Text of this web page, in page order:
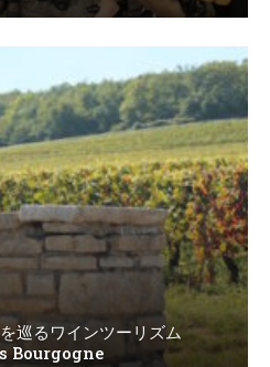
巡るワインツーリズム
Bourgogne